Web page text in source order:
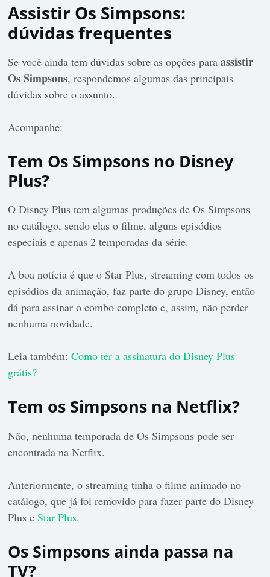
Assistir Os Simpsons:
dúvidas frequentes
Se você ainda tem dúvidas sobre as opções paraassistir
Os Simpsons, respondemos algumas das principais
dúvidas sobre o assunto.
Acompanhe:
Tem Os Simpsons no Disney
Plus?
O Disney Plus tem algumas produções de Os Simpsons
no catálogo, sendo elas o filme, alguns episódios
especiais e apenas 2 temporadas da série.
A boa notícia é que o Star Plus, streaming com todos os
episódios da animação, faz parte do grupo Disney, então
dá para assinar o combo completo e, assim, não perder
nenhuma novidade.
Leia também:Como ter a assinatura do Disney Plus
grátis?
Tem os Simpsons na Netflix?
Não, nenhuma temporada de Os Simpsons pode ser
encontrada na Netflix.
Anteriormente, o streaming tinha o filme animado no
catálogo, que já foi removido para fazer parte do Disney
Plus eStar Plus.
Os Simpsons ainda passa na
TV?